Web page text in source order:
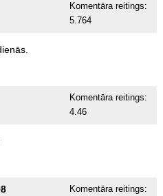
Komentāra reitings:
5.764
Komentāra reitings:
4.46
Komentāra reitings: